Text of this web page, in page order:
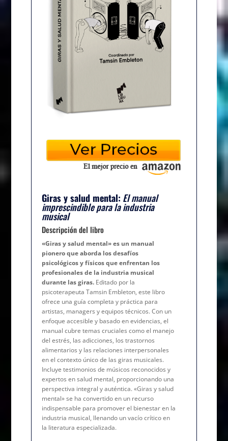
Giras y salud mental: El manual
imprescindible para la industria
musical
Descripción del libro
«Giras y salud mental» es un manual
pionero que aborda los desafíos
psicológicos y físicos que enfrentan los
profesionales de la industria musical
durante las giras.Editado por la
psicoterapeuta Tamsin Embleton, este libro
ofrece una guía completa y práctica para
artistas, managers y equipos técnicos. Con un
enfoque accesible y basado en evidencias, el
manual cubre temas cruciales como el manejo
del estrés, las adicciones, los trastornos
alimentarios y las relaciones interpersonales
en el contexto único de las giras musicales.
Incluye testimonios de músicos reconocidos y
expertos en salud mental, proporcionando una
perspectiva integral y auténtica. «Giras y salud
mental» se ha convertido en un recurso
indispensable para promover el bienestar en la
industria musical, llenando un vacío crítico en
la literatura especializada.